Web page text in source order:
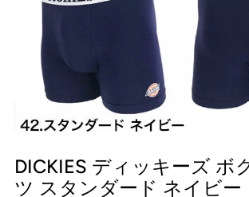
DICKIES ディッキーズ ボ
ツ スタンダード ネイビー